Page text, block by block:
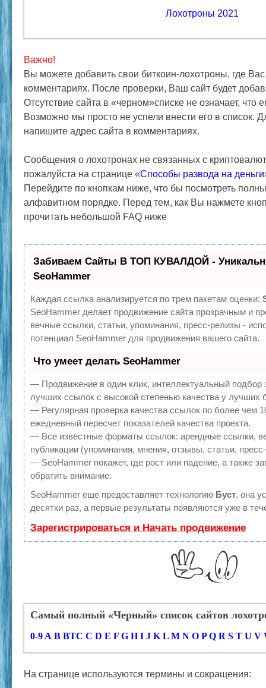
Лохотроны 2021
Важно!
Вы можете добавить свои биткоин-лохотроны, где
комментариях. После проверки, Ваш сайт будет
Отсутствие сайта в «черном»списке не означает, что
Возможно мы просто не успели внести его в список.
напишите адрес сайта в комментариях.
Сообщения о лохотронах не связанных с
пожалуйста на странице «Способы развода на деньги
Перейдите по кнопкам ниже, что бы посмотреть
алфавитном порядке. Перед тем, как Вы нажмете
прочитать небольшой FAQ ниже
Забиваем Сайты В ТОП КУВАЛДОЙ -
SeoHammer
Каждая ссылка анализируется по трем пакетам оценки:
SeoHammer делает продвижение сайта прозрачным и
вечные ссылки, статьи, упоминания, пресс-релизы -
потенциал SeoHammer для продвижения вашего сайта.
Что умеет делать SeoHammer
— Продвижение в один клик, интеллектуальный подбор
лучших ссылок с высокой степенью качества у лучших
— Регулярная проверка качества ссылок по более чем
ежедневный пересчет показателей качества проекта.
— Все известные форматы ссылок: арендные ссылки,
публикации (упоминания, мнения, отзывы, статьи,
— SeoHammer покажет, где рост или падение, а также
обратить внимание.
SeoHammer еще предоставляет технологию Буст, она
десятки раз, а первые результаты появляются уже в
Зарегистрироваться и Начать продвижение
Самый полный «Черный» список сайтов
0-9 A B BTC C D E F G H I J K L M N O P Q R S T U V
На странице используются термины и сокращения: